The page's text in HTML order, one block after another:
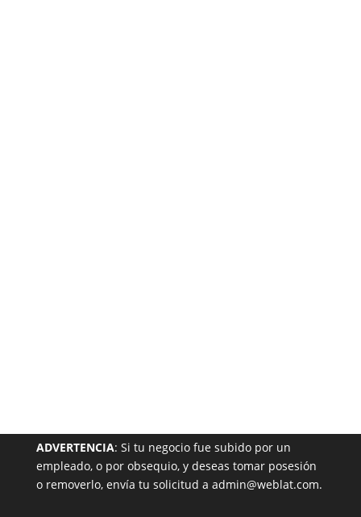
ADVERTENCIA: Si tu negocio fue subido por un
empleado, o por obsequio, y deseas tomar posesión
o removerlo, envía tu solicitud a admin@weblat.com.